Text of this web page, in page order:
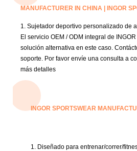
MANUFACTURER IN CHINA | INGOR
1. Sujetador deportivo personalizado de
El servicio OEM / ODM integral de
solución alternativa en este caso.
soporte. Por favor envíe una consulta a
más detalles
INGOR SPORTSWEAR
1. Diseñado para entrenar/correr/